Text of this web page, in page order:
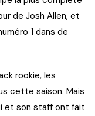
de Josh Allen, et
1 dans de
rookie, les
cette saison. Mais
et son staff ont fait